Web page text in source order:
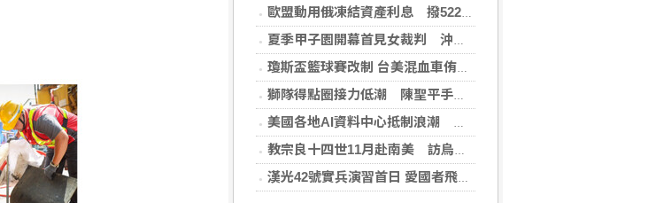
歐盟動用俄凍結資產利息 撥522億元援助烏克蘭
夏季甲子園開幕首見女裁判 沖繩尚學力拚二連霸
瓊斯盃籃球賽改制 台美混血車侑城、黃鈞廷成亮點
獅隊得點圈接力低潮 陳聖平手感冷到結霜
美國各地AI資料中心抵制浪潮 川普指控北京煽動
教宗良十四世11月赴南美 訪烏拉圭、阿根廷和秘魯
漢光42號實兵演習首日 愛國者飛彈車高雄罕見現蹤